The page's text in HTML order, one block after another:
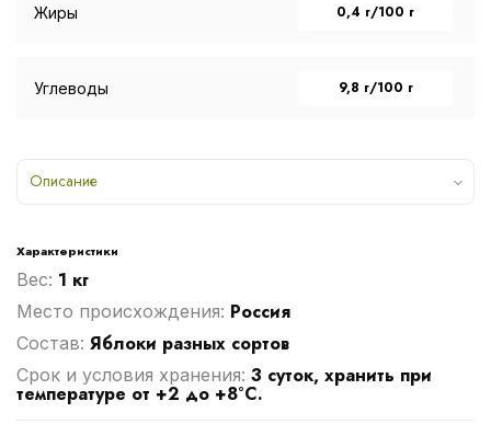
Жиры 0,4 г/100 г
Углеводы 9,8 г/100 г
Описание
Характеристики
Вес: 1 кг
Место происхождения: Россия
Cостав: Яблоки разных сортов
Срок и условия хранения: 3 суток, хранить при
температуре от +2 до +8°С.